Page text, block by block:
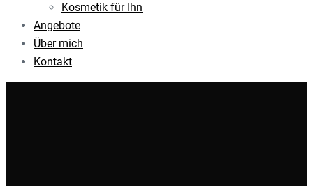
Kosmetik für Ihn
Angebote
Über mich
Kontakt